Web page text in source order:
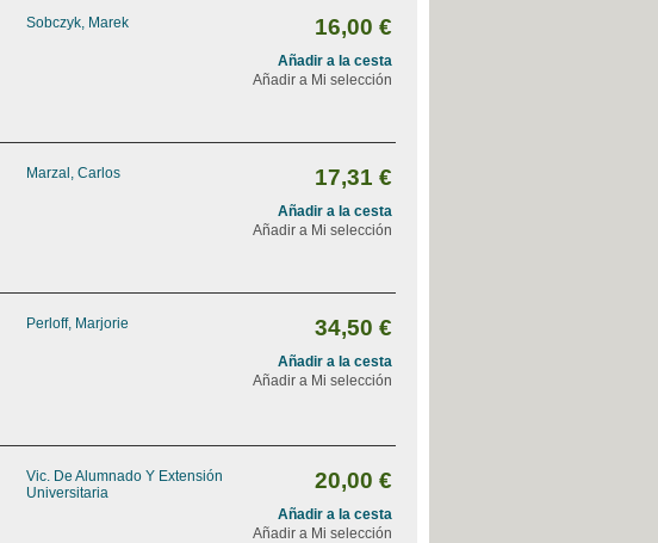
Sobczyk, Marek 16,00 €
Añadir a la cesta
Añadir a Mi selección
Marzal, Carlos 17,31 €
Añadir a la cesta
Añadir a Mi selección
Perloff, Marjorie 34,50 €
Añadir a la cesta
Añadir a Mi selección
Vic. De Alumnado Y Extensión
Universitaria
20,00 €
Añadir a la cesta
Añadir a Mi selección